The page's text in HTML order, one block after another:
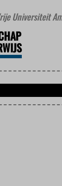
Universiteit